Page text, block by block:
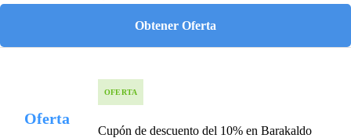
Obtener Oferta
Oferta
OFERTA
Cupón de descuento del 10% en Barakaldo